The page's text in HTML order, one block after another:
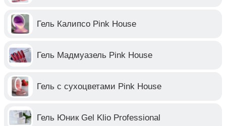
Гель Калипсо Pink House
Гель Мадмуазель Pink House
Гель с сухоцветами Pink House
Гель Юник Gel Klio Professional